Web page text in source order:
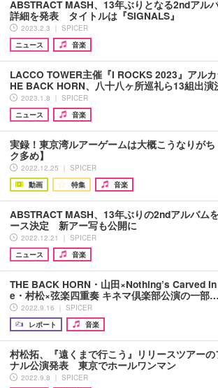
ABSTRACT MASH、13年ぶりとなる2ndアル
詳細を発表 タイトルは『SIGNALS』
2023.2.3 ｜ SPICER
ニュース
音楽
LACCO TOWER主催『I ROCKS 2023』アル
HE BACK HORN、八十八ヶ所巡礼ら13組出演
2023.1.8 ｜ SPICER
ニュース
音楽
実録！東京湾ルアーゲームは大概こうなりが
ク多め】
2022.12.25 ｜ SPICER
動画
特集 音楽
ABSTRACT MASH、13年ぶりの2ndアルバム
ース決定 新アー写も公開に
2022.12.21 ｜ SPICER
ニュース
音楽
THE BACK HORN・山田×Nothing’s Carved
e・村松×弦楽四重奏 キネマ倶楽部公演の一部…
2022.9.16 ｜ SPICER
レポート
音楽
村松拓、『遠くまで行こう』リリースツアーの
ナル公演発表 東京でホールワンマン
2022.9.8 ｜ SPICER